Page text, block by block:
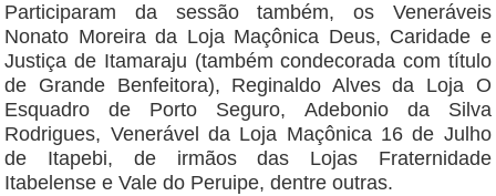
Participaram da sessão também, os Veneráveis
Nonato Moreira da Loja Maçônica Deus, Caridade e
Justiça de Itamaraju (também condecorada com título
de Grande Benfeitora), Reginaldo Alves da Loja O
Esquadro de Porto Seguro, Adebonio da Silva
Rodrigues, Venerável da Loja Maçônica 16 de Julho
de Itapebi, de irmãos das Lojas Fraternidade
Itabelense e Vale do Peruipe, dentre outras.